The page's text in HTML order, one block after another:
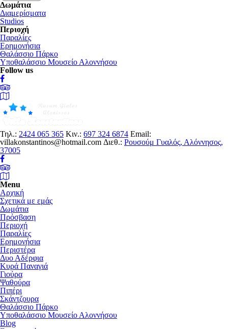
Δωμάτια
Διαμερίσματα
Studios
Περιοχή
Παραλίες
Ερημονήσια
Θαλάσσιο Πάρκο
Υποθαλάσσιο Μουσείο Αλοννήσου
Follow us
Τηλ.: 2424 065 365 Κιν.: 697 324 6874 Email:
villakonstantinos@hotmail.com Διεθ.: Ρουσούμ Γυαλός, Αλόννησος,
37005
Menu
Αρχική
Σχετικά με εμάς
Δωμάτια
Πρόσβαση
Περιοχή
Παραλίες
Ερημονήσια
Περιστέρα
Δυο Αδέρφια
Κυρά Παναγιά
Γιούρα
Ψαθούρα
Πιπέρι
Σκάντζουρα
Θαλάσσιο Πάρκο
Υποθαλάσσιο Μουσείο Αλοννήσου
Blog